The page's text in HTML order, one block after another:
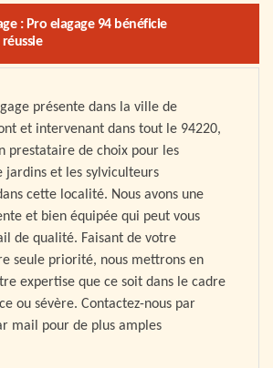
: Pro elagage 94 bénéficie
présente dans la ville de
et intervenant dans tout le 94220,
prestataire de choix pour les
jardins et les sylviculteurs
cette localité. Nous avons une
et bien équipée qui peut vous
de qualité. Faisant de votre
seule priorité, nous mettrons en
expertise que ce soit dans le cadre
ou sévère. Contactez-nous par
mail pour de plus amples